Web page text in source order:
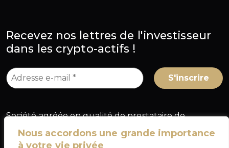
Nous accordons une grande importance
à votre vie privée
Recevez nos lettres de l'investisseur
dans les crypto-actifs !
Société agréée en qualité de prestataire de
services sur crypto-actifs (PSCA) au titre du
règlement européen MiCA, sous le numéro